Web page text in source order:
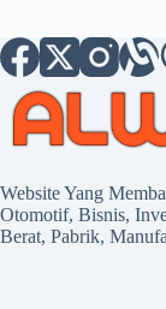
Website Yang
Otomotif, Bisnis,
Berat, Pabrik,